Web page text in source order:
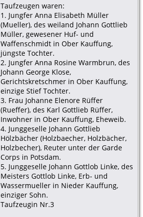
Taufzeugen waren:
1. Jungfer Anna Elisabeth Müller
(Mueller), des weiland Johann Gottlieb
Müller, gewesener Huf- und
Waffenschmidt in Ober Kauffung,
jüngste Tochter.
2. Jungfer Anna Rosine Warmbrun, des
Johann George Klose,
Gerichtskretschmer in Ober Kauffung,
einzige Stief Tochter.
3. Frau Johanne Elenore Rüffer
(Rueffer), des Karl Gottlieb Rüffer,
Inwohner in Ober Kauffung, Eheweib.
4. Junggeselle Johann Gottlieb
Hölzbächer (Holzbaecher, Holzbächer,
Holzbecher), Reuter unter der Garde
Corps in Potsdam.
5. Junggeselle Johann Gottlob Linke, des
Meisters Gottlob Linke, Erb- und
Wassermueller in Nieder Kauffung,
einziger Sohn.
Taufzeugin Nr.3